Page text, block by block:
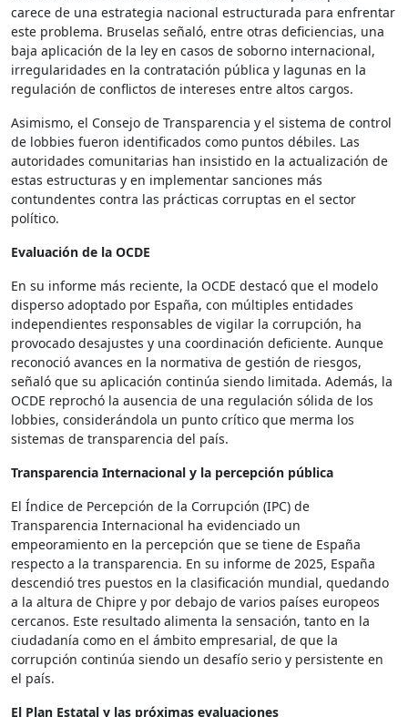
carece de una estrategia nacional estructurada para enfrentar
este problema. Bruselas señaló, entre otras deficiencias, una
baja aplicación de la ley en casos de soborno internacional,
irregularidades en la contratación pública y lagunas en la
regulación de conflictos de intereses entre altos cargos.
Asimismo, el Consejo de Transparencia y el sistema de control
de lobbies fueron identificados como puntos débiles. Las
autoridades comunitarias han insistido en la actualización de
estas estructuras y en implementar sanciones más
contundentes contra las prácticas corruptas en el sector
político.
Evaluación de la OCDE
En su informe más reciente, la OCDE destacó que el modelo
disperso adoptado por España, con múltiples entidades
independientes responsables de vigilar la corrupción, ha
provocado desajustes y una coordinación deficiente. Aunque
reconoció avances en la normativa de gestión de riesgos,
señaló que su aplicación continúa siendo limitada. Además, la
OCDE reprochó la ausencia de una regulación sólida de los
lobbies, considerándola un punto crítico que merma los
sistemas de transparencia del país.
Transparencia Internacional y la percepción pública
El Índice de Percepción de la Corrupción (IPC) de
Transparencia Internacional ha evidenciado un
empeoramiento en la percepción que se tiene de España
respecto a la transparencia. En su informe de 2025, España
descendió tres puestos en la clasificación mundial, quedando
a la altura de Chipre y por debajo de varios países europeos
cercanos. Este resultado alimenta la sensación, tanto en la
ciudadanía como en el ámbito empresarial, de que la
corrupción continúa siendo un desafío serio y persistente en
el país.
El Plan Estatal y las próximas evaluaciones